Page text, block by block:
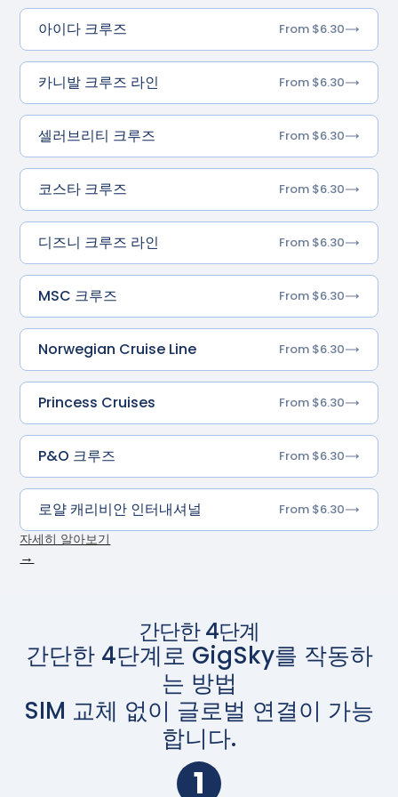
아이다 크루즈
From $6.30
카니발 크루즈 라인 From $6.30
셀러브리티 크루즈 From $6.30
코스타 크루즈 From $6.30
디즈니 크루즈 라인 From $6.30
MSC 크루즈 From $6.30
Norwegian Cruise Line From $6.30
Princess Cruises From $6.30
P&O 크루즈 From $6.30
로얄 캐리비안 인터내셔널 From $6.30
자세히 알아보기
→
간단한 4단계
간단한 4단계로 GigSky를 작동하
는 방법
SIM 교체 없이 글로벌 연결이 가능
합니다.
1